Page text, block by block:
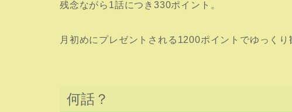
残念ながら1話につき330ポイント。
月初めにプレゼントされる1200ポイントでゆっくり
何話？